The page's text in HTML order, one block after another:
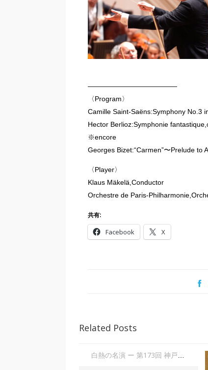
—————————————
〈Program〉
Camille Saint-Saëns:Symphony No.3
Hector Berlioz:Symphonie
※encore
Georges Bizet:“Carmen”〜Prelude to
〈Player〉
Klaus Mäkelä,Conductor
Orchestre de Paris-
共有:
Facebook X
Related Posts